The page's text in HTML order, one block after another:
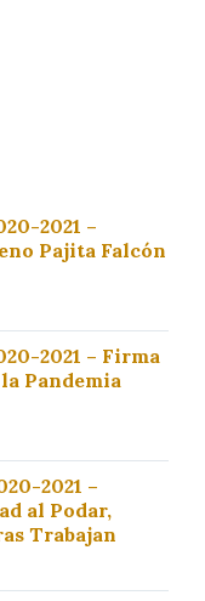
2021 –
Pajita Falcón
2021 – Firma
Pandemia
2021 –
al Podar,
Trabajan